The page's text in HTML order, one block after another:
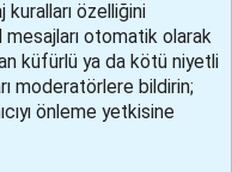
kuralları özelliğini
mesajları otomatik olarak
küfürlü ya da kötü niyetli
moderatörlere bildirin;
önleme yetkisine